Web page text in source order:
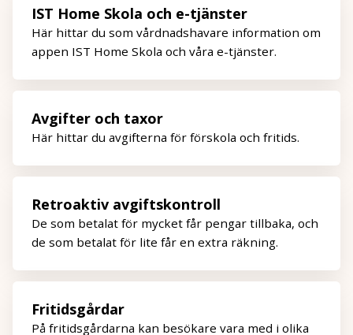
IST Home Skola och e-tjänster
Här hittar du som vårdnadshavare information om
appen IST Home Skola och våra e-tjänster.
Avgifter och taxor
Här hittar du avgifterna för förskola och fritids.
Retroaktiv avgiftskontroll
De som betalat för mycket får pengar tillbaka, och
de som betalat för lite får en extra räkning.
Fritidsgårdar
På fritidsgårdarna kan besökare vara med i olika